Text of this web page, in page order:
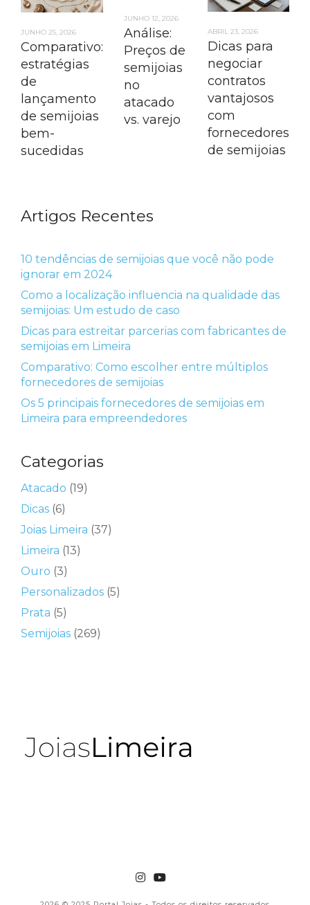
JUNHO 25, 2026
Comparativo:
estratégias
de
lançamento
de semijoias
bem-
sucedidas
JUNHO 12, 2026
Análise:
Preços de
semijoias
no
atacado
vs. varejo
ABRIL 23, 2026
Dicas para
negociar
contratos
vantajosos
com
fornecedores
de semijoias
Artigos Recentes
10 tendências de semijoias que você não pode
ignorar em 2024
Como a localização influencia na qualidade das
semijoias: Um estudo de caso
Dicas para estreitar parcerias com fabricantes de
semijoias em Limeira
Comparativo: Como escolher entre múltiplos
fornecedores de semijoias
Os 5 principais fornecedores de semijoias em
Limeira para empreendedores
Categorias
Atacado (19)
Dicas (6)
Joias Limeira (37)
Limeira (13)
Ouro (3)
Personalizados (5)
Prata (5)
Semijoias (269)